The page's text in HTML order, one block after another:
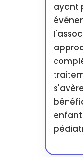
ayant